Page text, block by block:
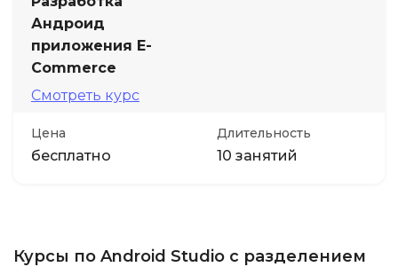
Андроид
приложения E-
Commerce
Смотреть курс
Цена
бесплатно
Длительность
10 занятий
Курсы по Android Studio с разделением